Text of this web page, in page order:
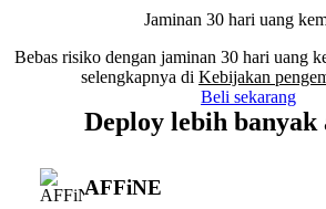
Jaminan 30 hari uang
Bebas risiko dengan jaminan 30 hari uang
selengkapnya di Kebijakan
Beli sekarang
Deploy lebih banyak
AFFiNE